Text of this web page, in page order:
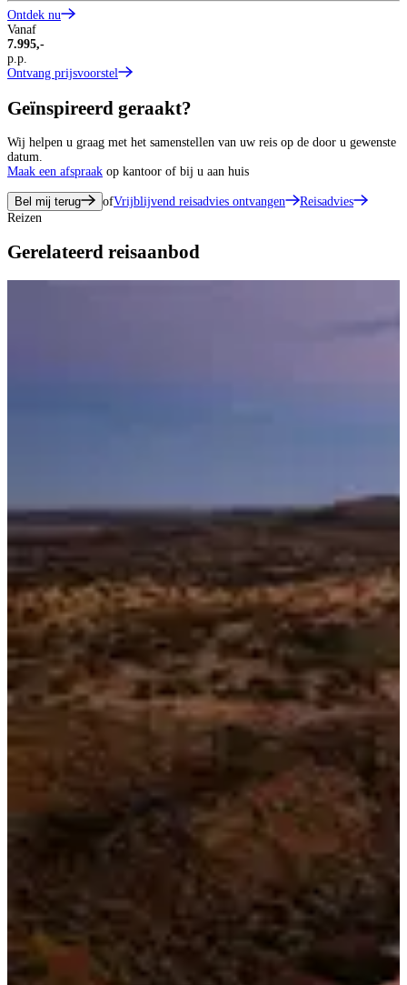
Ontdek nu
Vanaf
7.995,-
p.p.
Ontvang prijsvoorstel
Geïnspireerd geraakt?
Wij helpen u graag met het samenstellen van uw reis op de door u gewenste
datum.
Maak een afspraak op kantoor of bij u aan huis
Bel mij terug ofVrijblijvend reisadvies ontvangen
Reisadvies
Reizen
Gerelateerd reisaanbod